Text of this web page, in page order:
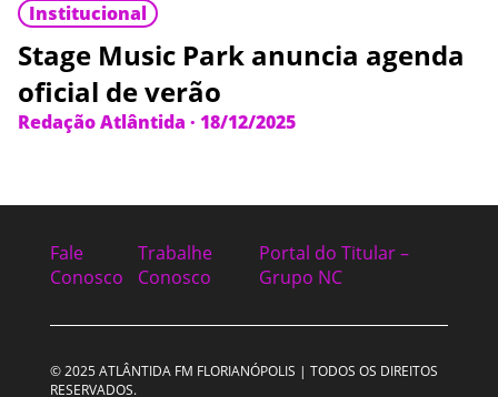
Institucional
Stage Music Park anuncia agenda
oficial de verão
Redação Atlântida · 18/12/2025
Fale
Conosco
Trabalhe
Conosco
Portal do Titular –
Grupo NC
© 2025 ATLÂNTIDA FM FLORIANÓPOLIS | TODOS OS DIREITOS
RESERVADOS.